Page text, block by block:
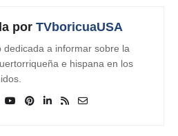
por TVboricuaUSA
dedicada a informar sobre la
e hispana en los